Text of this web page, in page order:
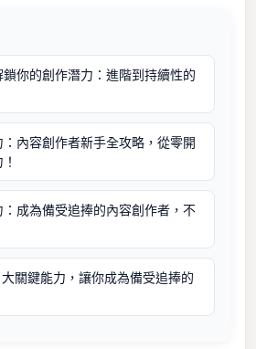
鎖你的創作潛力：進階到持續性的
內容創作者新手全攻略，從零開
成為備受追捧的內容創作者，不
關鍵能力，讓你成為備受追捧的